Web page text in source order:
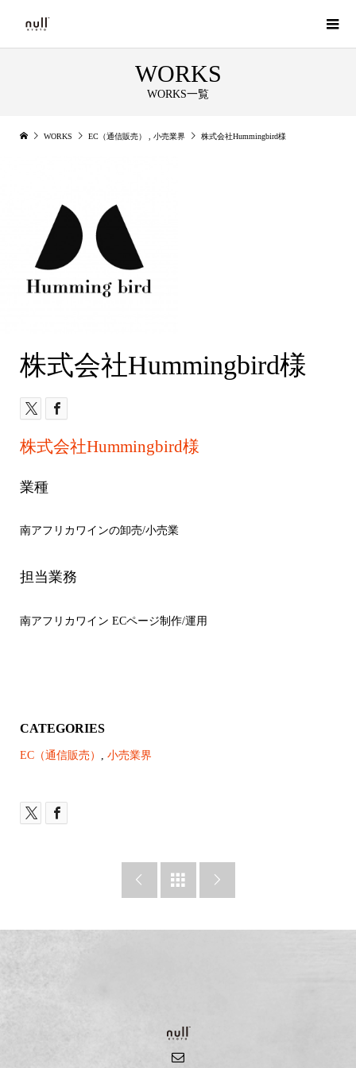
WORKS
WORKS一覧
WORKS EC（通信販売） 小売業界 株式会社Hummingbird様
株式会社Hummingbird様
株式会社Hummingbird様
業種
南アフリカワインの卸売/小売業
担当業務
南アフリカワイン ECページ制作/運用
CATEGORIES
EC（通信販売） 小売業界
  